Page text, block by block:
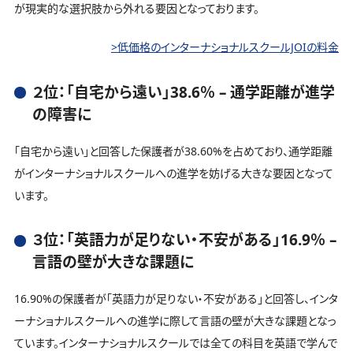
が現実的な選択肢から外れる要因となっております。
>低価格のインターナショナルスクールJOIの料金
２位：「自宅から遠い」38.6％ – 通学距離が進学
の障害に
「自宅から遠い」と回答した保護者が38.60%を占めており、通学距離
がインターナショナルスクールへの進学を妨げる大きな要因となって
います。
３位：「英語力が足りない・不安がある」16.9％ –
言語の壁が大きな課題に
16.90%の保護者が「英語力が足りない・不安がある」と回答し、インタ
ーナショナルスクールへの進学に際して言語の壁が大きな課題となっ
ています。インターナショナルスクールでは全ての科目を英語で学んで